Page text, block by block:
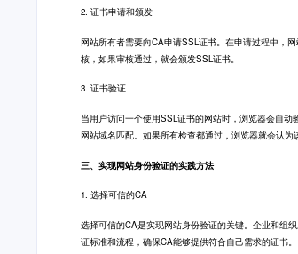
2. 证书申请和颁发
网站所有者需要向CA申请SSL证书 。在申请过程中，
核，如果审核通过，就会颁发SSL证书。
3. 证书验证
当用户访问一个使用SSL证书的网站时，浏览器会自
网站域名匹配。如果所有检查都通过，浏览器就会认为
三、实现网站身份验证的实践方法
1. 选择可信的CA
选择可信的CA是实现网站身份验证的关键。企业和组
证标准和流程，确保CA能够提供符合自己需求的证书。